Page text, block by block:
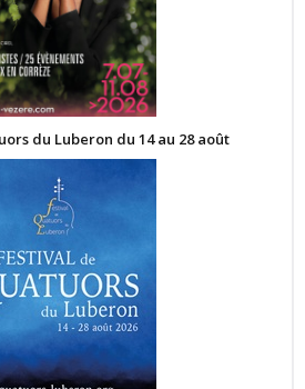
du Luberon du 14 au 28 août